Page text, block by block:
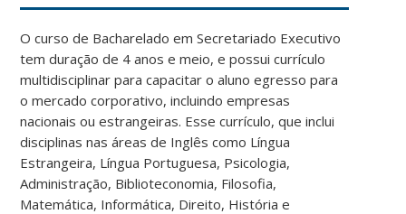
O curso de Bacharelado em Secretariado Executivo
tem duração de 4 anos e meio, e possui currículo
multidisciplinar para capacitar o aluno egresso para
o mercado corporativo, incluindo empresas
nacionais ou estrangeiras. Esse currículo, que inclui
disciplinas nas áreas de Inglês como Língua
Estrangeira, Língua Portuguesa, Psicologia,
Administração, Biblioteconomia, Filosofia,
Matemática, Informática, Direito, História e